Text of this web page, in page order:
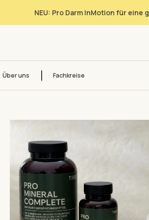
NEU: Pro Darm InMotion für
Über uns Fachkreise